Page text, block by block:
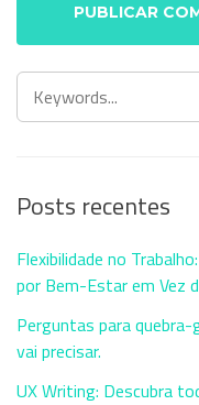
SEARCH
FOR:
Posts recentes
Flexibilidade no
por Bem-Estar em Vez
Perguntas para
vai precisar.
UX Writing: Descubra